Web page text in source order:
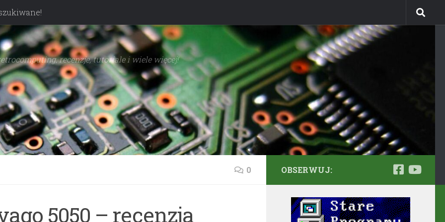
recenzje, tutoriale i wiele więcej!
0
5050 – recenzja
OBSERWUJ: